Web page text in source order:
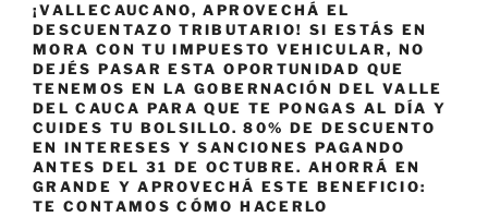
¡VALLECAUCANO, APROVECHÁ EL
DESCUENTAZO TRIBUTARIO! SI ESTÁS EN
MORA CON TU IMPUESTO VEHICULAR, NO
DEJÉS PASAR ESTA OPORTUNIDAD QUE
TENEMOS EN LA GOBERNACIÓN DEL VALLE
DEL CAUCA PARA QUE TE PONGAS AL DÍA Y
CUIDES TU BOLSILLO. 80% DE DESCUENTO
EN INTERESES Y SANCIONES PAGANDO
ANTES DEL 31 DE OCTUBRE. AHORRÁ EN
GRANDE Y APROVECHÁ ESTE BENEFICIO:
TE CONTAMOS CÓMO HACERLO